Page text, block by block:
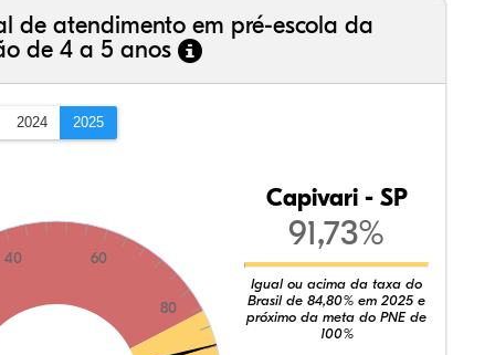
de atendimento em pré-escola da
de 4 a 5 anos
2024 2025
40 60
80
Capivari - SP
91,73%
Igual ou acima da taxa do
Brasil de 84,80% em 2025 e
próximo da meta do PNE de
100%